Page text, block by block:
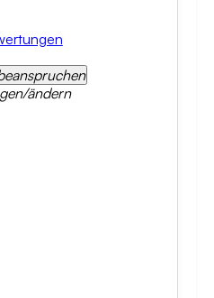
ändern